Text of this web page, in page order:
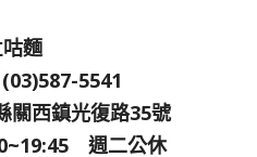
麵
5541
關西鎮光復路35號
週二公休